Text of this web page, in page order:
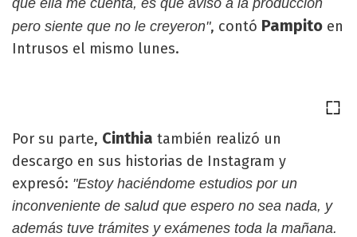
que ella me cuenta, es que avisó a la producción
pero siente que no le creyeron", contó Pampito en
Intrusos el mismo lunes.
Por su parte, Cinthia también realizó un
descargo en sus historias de Instagram y
expresó: "Estoy haciéndome estudios por un
inconveniente de salud que espero no sea nada, y
además tuve trámites y exámenes toda la mañana.